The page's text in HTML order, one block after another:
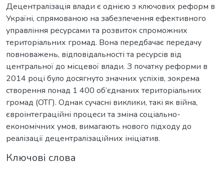
Децентралізація влади є однією з ключових реформ в
Україні, спрямованою на забезпечення ефективного
управління ресурсами та розвиток спроможних
територіальних громад. Вона передбачає передачу
повноважень, відповідальності та ресурсів від
центральної до місцевої влади. З початку реформи в
2014 році було досягнуто значних успіхів, зокрема
створення понад 1 400 об’єднаних територіальних
громад (ОТГ). Однак сучасні виклики, такі як війна,
євроінтеграційні процеси та зміна соціально-
економічних умов, вимагають нового підходу до
реалізації децентралізаційних ініціатив.
Ключові слова